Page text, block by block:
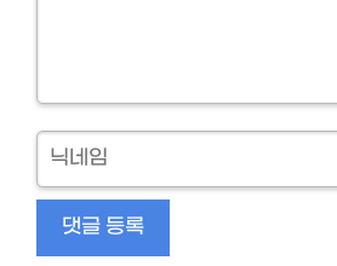
닉
네